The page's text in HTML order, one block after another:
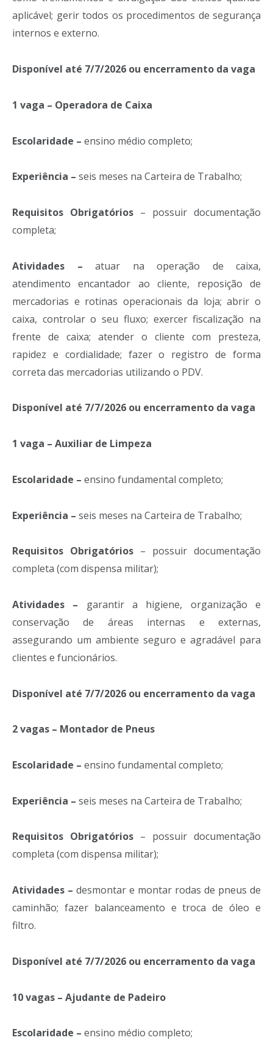
aplicável; gerir todos os procedimentos de segurança
internos e externo.
Disponível até 7/7/2026 ou encerramento da vaga
1 vaga – Operadora de Caixa
Escolaridade – ensino médio completo;
Experiência – seis meses na Carteira de Trabalho;
Requisitos Obrigatórios – possuir documentação
completa;
Atividades – atuar na operação de caixa,
atendimento encantador ao cliente, reposição de
mercadorias e rotinas operacionais da loja; abrir o
caixa, controlar o seu fluxo; exercer fiscalização na
frente de caixa; atender o cliente com presteza,
rapidez e cordialidade; fazer o registro de forma
correta das mercadorias utilizando o PDV.
Disponível até 7/7/2026 ou encerramento da vaga
1 vaga – Auxiliar de Limpeza
Escolaridade – ensino fundamental completo;
Experiência – seis meses na Carteira de Trabalho;
Requisitos Obrigatórios – possuir documentação
completa (com dispensa militar);
Atividades – garantir a higiene, organização e
conservação de áreas internas e externas,
assegurando um ambiente seguro e agradável para
clientes e funcionários.
Disponível até 7/7/2026 ou encerramento da vaga
2 vagas – Montador de Pneus
Escolaridade – ensino fundamental completo;
Experiência – seis meses na Carteira de Trabalho;
Requisitos Obrigatórios – possuir documentação
completa (com dispensa militar);
Atividades – desmontar e montar rodas de pneus de
caminhão; fazer balanceamento e troca de óleo e
filtro.
Disponível até 7/7/2026 ou encerramento da vaga
10 vagas – Ajudante de Padeiro
Escolaridade – ensino médio completo;